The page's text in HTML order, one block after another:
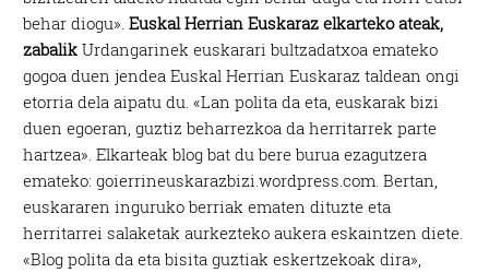
behar diogu».Euskal Herrian Euskaraz elkarteko ateak,
zabalik Urdangarinek euskarari bultzadatxoa emateko
gogoa duen jendea Euskal Herrian Euskaraz taldean ongi
etorria dela aipatu du. «Lan polita da eta, euskarak bizi
duen egoeran, guztiz beharrezkoa da herritarrek parte
hartzea». Elkarteak blog bat du bere burua ezagutzera
emateko: goierrineuskarazbizi.wordpress.com. Bertan,
euskararen inguruko berriak ematen dituzte eta
herritarrei salaketak aurkezteko aukera eskaintzen diete.
«Blog polita da eta bisita guztiak eskertzekoak dira»,